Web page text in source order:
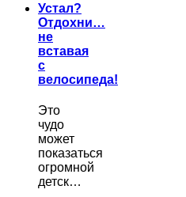
Устал?
Отдохни…
не
вставая
с
велосипеда!
Это
чудо
может
показаться
огромной
детск…